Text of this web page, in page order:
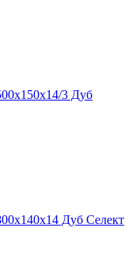
3 Дуб
Дуб Селект